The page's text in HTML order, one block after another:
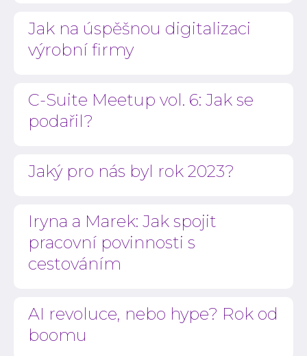
Jak na úspěšnou digitalizaci
výrobní firmy
C-Suite Meetup vol. 6: Jak se
podařil?
Jaký pro nás byl rok 2023?
Iryna a Marek: Jak spojit
pracovní povinnosti s
cestováním
AI revoluce, nebo hype? Rok od
boomu